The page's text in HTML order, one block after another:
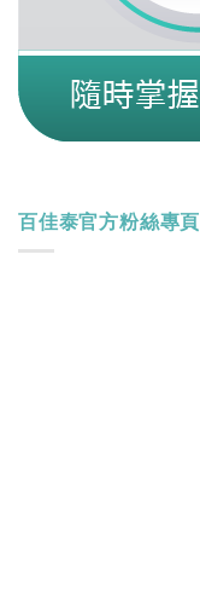
百佳泰官方粉絲專頁